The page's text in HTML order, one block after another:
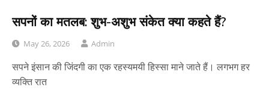
सपनों का मतलब: शुभ-अशुभ संकेत क्या कहते हैं?
May 26, 2026 Admin
सपने इंसान की जिंदगी का एक रहस्यमयी हिस्सा माने जाते हैं। लगभग हर
व्यक्ति रात